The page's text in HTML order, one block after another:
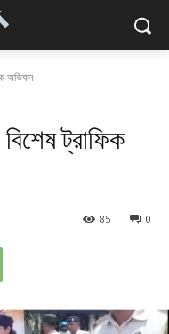
অভিযান
ট্রাফিক
0
85